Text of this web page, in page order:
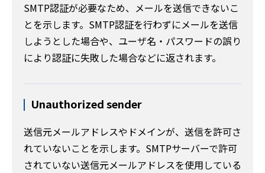
SMTP認証が必要なため、メールを送信できないこ
とを示します。SMTP認証を行わずにメールを送信
しようとした場合や、ユーザ名・パスワードの誤り
により認証に失敗した場合などに返されます。
Unauthorized sender
送信元メールアドレスやドメインが、送信を許可さ
れていないことを示します。SMTPサーバーで許可
されていない送信元メールアドレスを使用している